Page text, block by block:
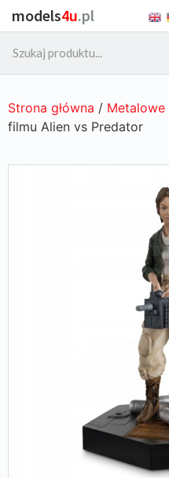
models4u.pl
Strona główna / Metalowe
filmu Alien vs Predator